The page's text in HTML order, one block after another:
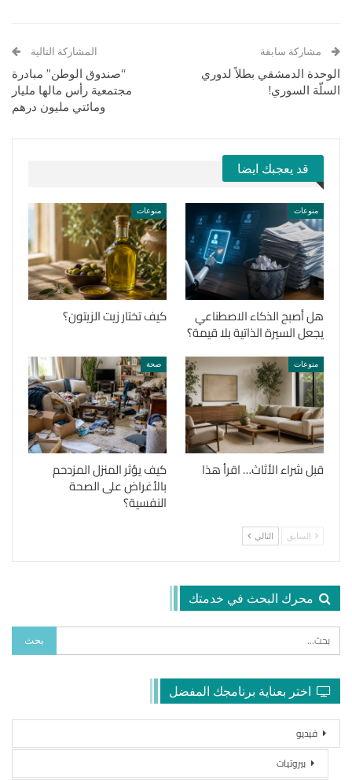
مشاركة سابقة
الوحدة الدمشقي بطلاً لدوري
السلّة السوري!
المشاركة التالية
“صندوق الوطن” مبادرة
مجتمعية رأس مالها مليار
ومائتي مليون درهم
قد يعجبك ايضا
منوعات
هل أصبح الذكاء الاصطناعي
يجعل السيرة الذاتية بلا قيمة؟
منوعات
كيف تختار زيت الزيتون؟
منوعات
قبل شراء الأثاث… اقرأ هذا
صحة
كيف يؤثر المنزل المزدحم
بالأغراض على الصحة
النفسية؟
السابق التالي
محرك البحث في خدمتك
اختر بعناية برنامجك المفضل
فيديو
بيروتيات